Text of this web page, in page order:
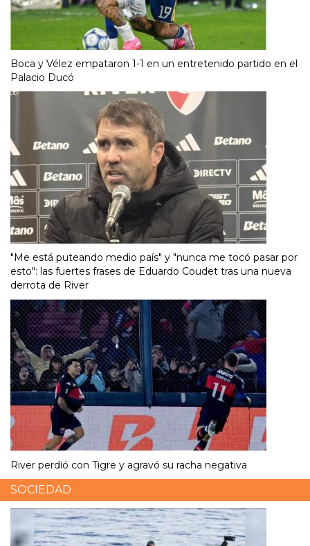
Boca y Vélez empataron 1-1 en un entretenido partido en el
Palacio Ducó
"Me está puteando medio país" y "nunca me tocó pasar por
esto": las fuertes frases de Eduardo Coudet tras una nueva
derrota de River
River perdió con Tigre y agravó su racha negativa
SOCIEDAD